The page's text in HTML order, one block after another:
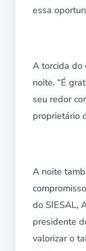
essa
A torcida do
noite. “É
seu redor
proprietário
A noite
do SIESAL,
presidente
valorizar o